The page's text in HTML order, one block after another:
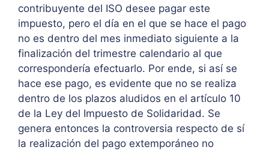
contribuyente del ISO desee pagar este
impuesto, pero el día en el que se hace el pago
no es dentro del mes inmediato siguiente a la
finalización del trimestre calendario al que
correspondería efectuarlo. Por ende, si así se
hace ese pago, es evidente que no se realiza
dentro de los plazos aludidos en el artículo 10
de la Ley del Impuesto de Solidaridad. Se
genera entonces la controversia respecto de sí
la realización del pago extemporáneo no